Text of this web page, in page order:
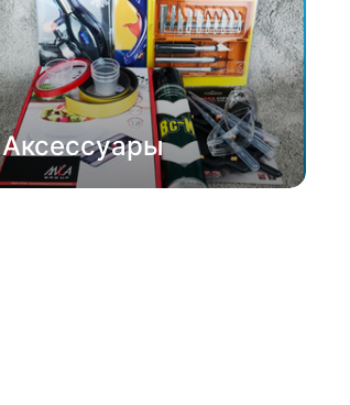
Аксессуары